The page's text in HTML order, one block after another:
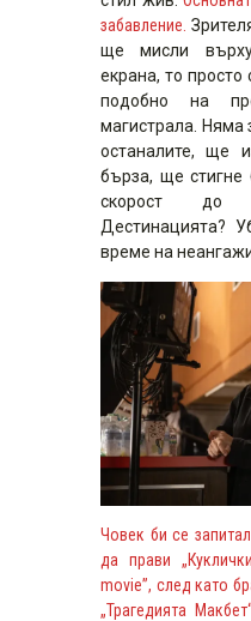
забавление.
ще мисли
екрана, то
подобно на
магистрала. Няма
останалите, ще
бърза, ще стигне
скорост до
Дестинацията?
време на
Човек би се
да прави
movie”, след като
„Трагедията